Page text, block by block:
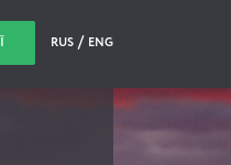
RUS ENG